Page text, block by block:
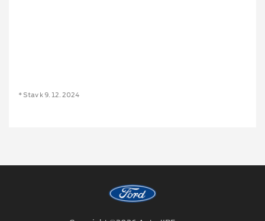
* Stav k 9. 12. 2024